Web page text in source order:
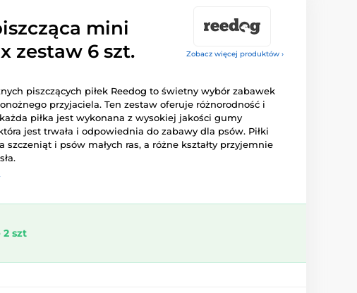
Zobacz więcej produktów ›
mini
zestaw 6 szt.
piszczących piłek Reedog to świetny wybór zabawek
przyjaciela. Ten zestaw oferuje różnorodność i
piłka jest wykonana z wysokiej jakości gumy
jest trwała i odpowiednia do zabawy dla psów. Piłki
szczeniąt i psów małych ras, a różne kształty przyjemnie
2 szt